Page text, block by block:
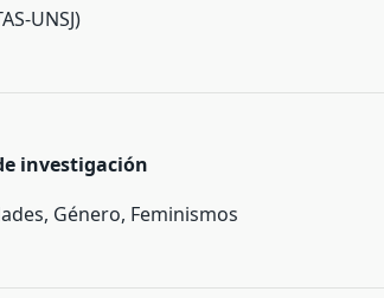
UNSJ)
investigación
Género, Feminismos